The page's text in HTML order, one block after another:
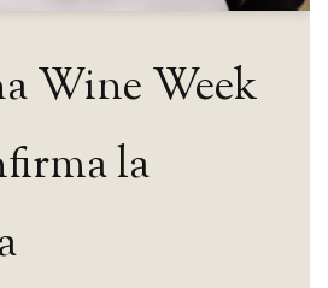
Wine Week
la